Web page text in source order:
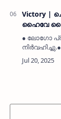
Victory |
ഹൈവേ
● ലോഗോ
ഉദ്ഘാടനം